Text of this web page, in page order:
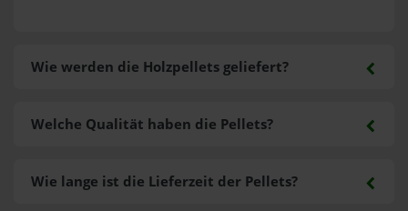
Wie werden die Holzpellets geliefert?
Welche Qualität haben die Pellets?
Wie lange ist die Lieferzeit der Pellets?